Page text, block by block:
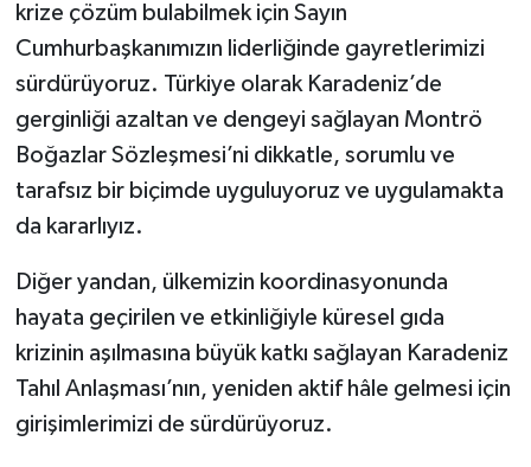
krize çözüm bulabilmek için Sayın
Cumhurbaşkanımızın liderliğinde gayretlerimizi
sürdürüyoruz. Türkiye olarak Karadeniz’de
gerginliği azaltan ve dengeyi sağlayan Montrö
Boğazlar Sözleşmesi’ni dikkatle, sorumlu ve
tarafsız bir biçimde uyguluyoruz ve uygulamakta
da kararlıyız.
Diğer yandan, ülkemizin koordinasyonunda
hayata geçirilen ve etkinliğiyle küresel gıda
krizinin aşılmasına büyük katkı sağlayan Karadeniz
Tahıl Anlaşması’nın, yeniden aktif hâle gelmesi için
girişimlerimizi de sürdürüyoruz.